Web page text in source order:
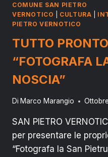
LA
STAGIONE
VITTORIA
COMUNE SAN PIETRO
VERNOTICO
CULTURA
PIETRO VERNOTICO
TUTTO
“FOTOGRAFA
NOSCIA”
Di Marco Marangio
SAN PIETRO
per presentare le
“Fotografa la San